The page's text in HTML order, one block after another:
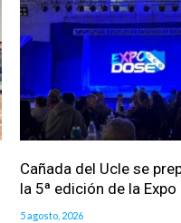
Cañada del Ucle se
la 5ª edición de la Expo
5 agosto, 2026